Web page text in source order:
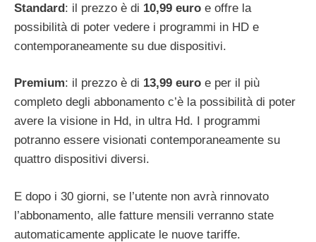
Standard: il prezzo è di 10,99 euro e offre la
possibilità di poter vedere i programmi in HD e
contemporaneamente su due dispositivi.
Premium: il prezzo è di 13,99 euro e per il più
completo degli abbonamento c’è la possibilità di poter
avere la visione in Hd, in ultra Hd. I programmi
potranno essere visionati contemporaneamente su
quattro dispositivi diversi.
E dopo i 30 giorni, se l’utente non avrà rinnovato
l’abbonamento, alle fatture mensili verranno state
automaticamente applicate le nuove tariffe.